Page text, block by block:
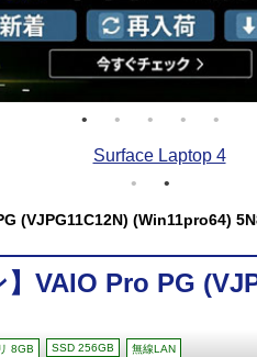
(VJPG11C12N) (Win11pro64)
VAIO Pro PG
8GB SSD 256GB 無線LAN